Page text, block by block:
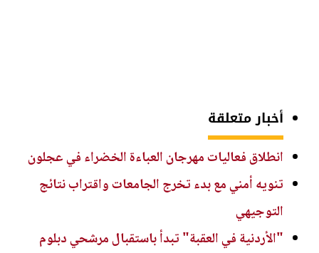
أخبار متعلقة
انطلاق فعاليات مهرجان العباءة الخضراء في عجلون
تنويه أمني مع بدء تخرج الجامعات واقتراب نتائج
التوجيهي
"الأردنية في العقبة" تبدأ باستقبال مرشحي دبلوم